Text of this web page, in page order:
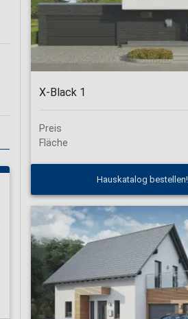
X-Black 1
Preis
Fläche
Hauskatalog bestellen!